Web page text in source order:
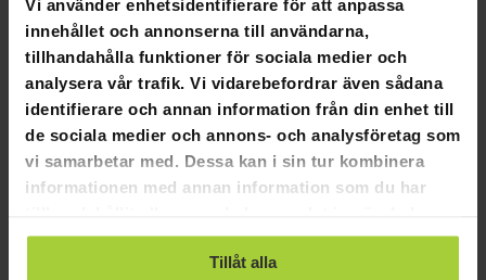
Vi använder enhetsidentifierare för att anpassa
innehållet och annonserna till användarna,
tillhandahålla funktioner för sociala medier och
analysera vår trafik. Vi vidarebefordrar även sådana
identifierare och annan information från din enhet till
de sociala medier och annons- och analysföretag som
vi samarbetar med. Dessa kan i sin tur kombinera
informationen med annan information som du har
använt deras tjänster.
Tillåt alla
triangel
2x liider
Airhockey tabell
Dimensionerna på spelplanen: 187 x 95,5 cm
Yt: 3+12+3 mm MDF
Pekning
Pucks: 4st
Kraft: Fan 110V/240V